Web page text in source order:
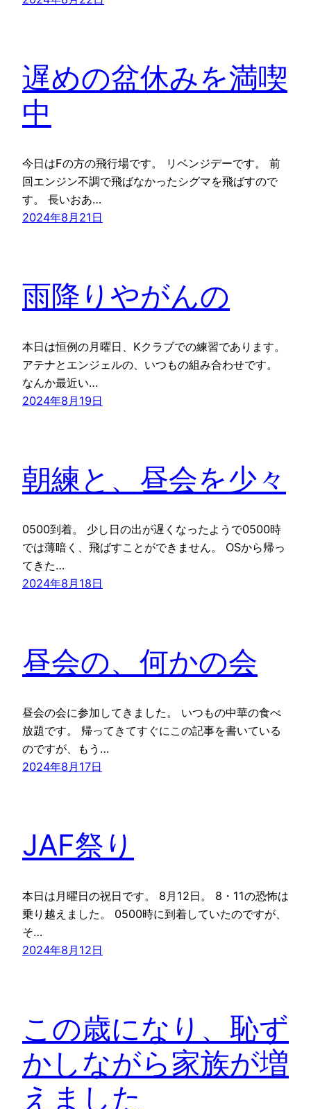
遅めの盆休みを満喫
中
今日はFの方の飛行場です。 リベンジデーです。 前
回エンジン不調で飛ばなかったシグマを飛ばすので
す。 長いおあ…
2024年8月21日
雨降りやがんの
本日は恒例の月曜日、Kクラブでの練習であります。
アテナとエンジェルの、いつもの組み合わせです。
なんか最近い…
2024年8月19日
朝練と、昼会を少々
0500到着。 少し日の出が遅くなったようで0500時
では薄暗く、飛ばすことができません。 OSから帰っ
てきた…
2024年8月18日
昼会の、何かの会
昼会の会に参加してきました。 いつもの中華の食べ
放題です。 帰ってきてすぐにこの記事を書いている
のですが、もう…
2024年8月17日
JAF祭り
本日は月曜日の祝日です。 8月12日。 8・11の恐怖は
乗り越えました。 0500時に到着していたのですが、
そ…
2024年8月12日
この歳になり、恥ず
かしながら家族が増
えました